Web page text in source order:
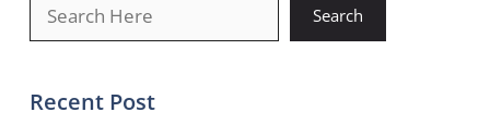
Search
Recent Post